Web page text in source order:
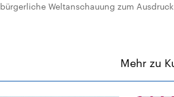
bürgerliche Weltanschauung zum
Mehr zu